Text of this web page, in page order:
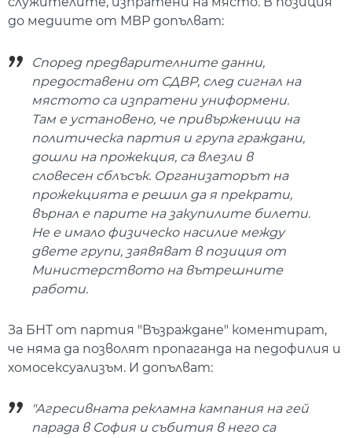
до медиите от МВР допълват:
Според предварителните данни,
предоставени от СДВР, след сигнал на
мястото са изпратени униформени.
Там е установено, че привърженици на
политическа партия и група граждани,
дошли на прожекция, са влезли в
словесен сблъсък. Организаторът на
прожекцията е решил да я прекрати,
върнал е парите на закупилите билети.
Не е имало физическо насилие между
двете групи, заявяват в позиция от
Министерството на вътрешните
работи.
За БНТ от партия "Възраждане" коментират,
че няма да позволят пропаганда на педофилия и
хомосексуализъм. И допълват:
"Агресивната рекламна кампания на гей
парада в София и събития в него са